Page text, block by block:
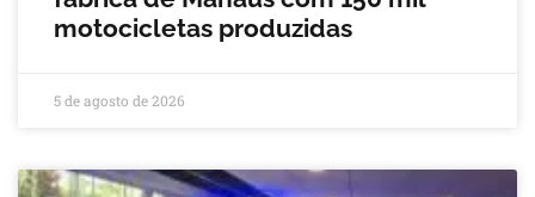
motocicletas produzidas
5 de agosto de 2026